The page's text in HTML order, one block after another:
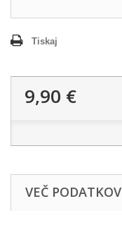
Tiskaj
9,90 €
VEČ PODATKOV